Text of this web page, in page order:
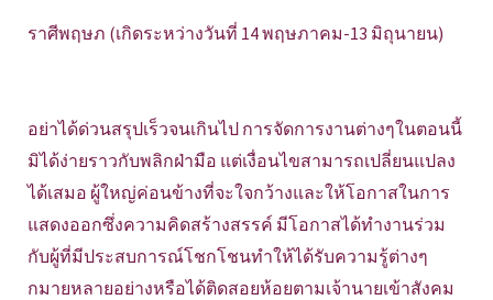
ราศีพฤษภ (เกิดระหว่างวันที่ 14 พฤษภาคม-13 มิถุนายน)
อย่าได้ด่วนสรุปเร็วจนเกินไป การจัดการงานต่างๆในตอนนี้
มิได้ง่ายราวกับพลิกฝ่ามือ แต่เงื่อนไขสามารถเปลี่ยนแปลง
ได้เสมอ ผู้ใหญ่ค่อนข้างที่จะใจกว้างและให้โอกาสในการ
แสดงออกซึ่งความคิดสร้างสรรค์ มีโอกาสได้ทำงานร่วม
กับผู้ที่มีประสบการณ์โชกโชนทำให้ได้รับความรู้ต่างๆ
กมายหลายอย่างหรือได้ติดสอยห้อยตามเจ้านายเข้าสังคม